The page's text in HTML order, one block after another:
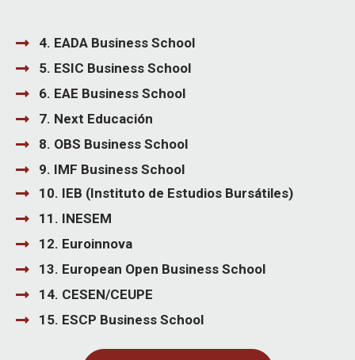
4. EADA Business School
5. ESIC Business School
6. EAE Business School
7. Next Educación
8. OBS Business School
9. IMF Business School
10. IEB (Instituto de Estudios Bursátiles)
11. INESEM
12. Euroinnova
13. European Open Business School
14. CESEN/CEUPE
15. ESCP Business School